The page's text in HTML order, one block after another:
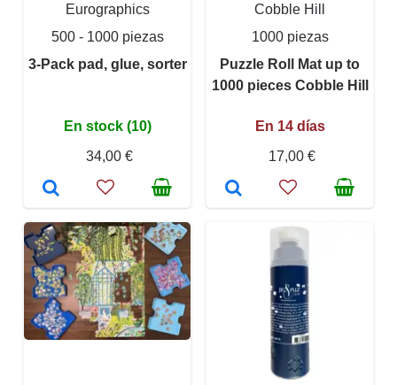
Eurographics
500 - 1000 piezas
3-Pack pad, glue, sorter
En stock (10)
34,00 €
Cobble Hill
1000 piezas
Puzzle Roll Mat up to
1000 pieces Cobble Hill
En 14 días
17,00 €